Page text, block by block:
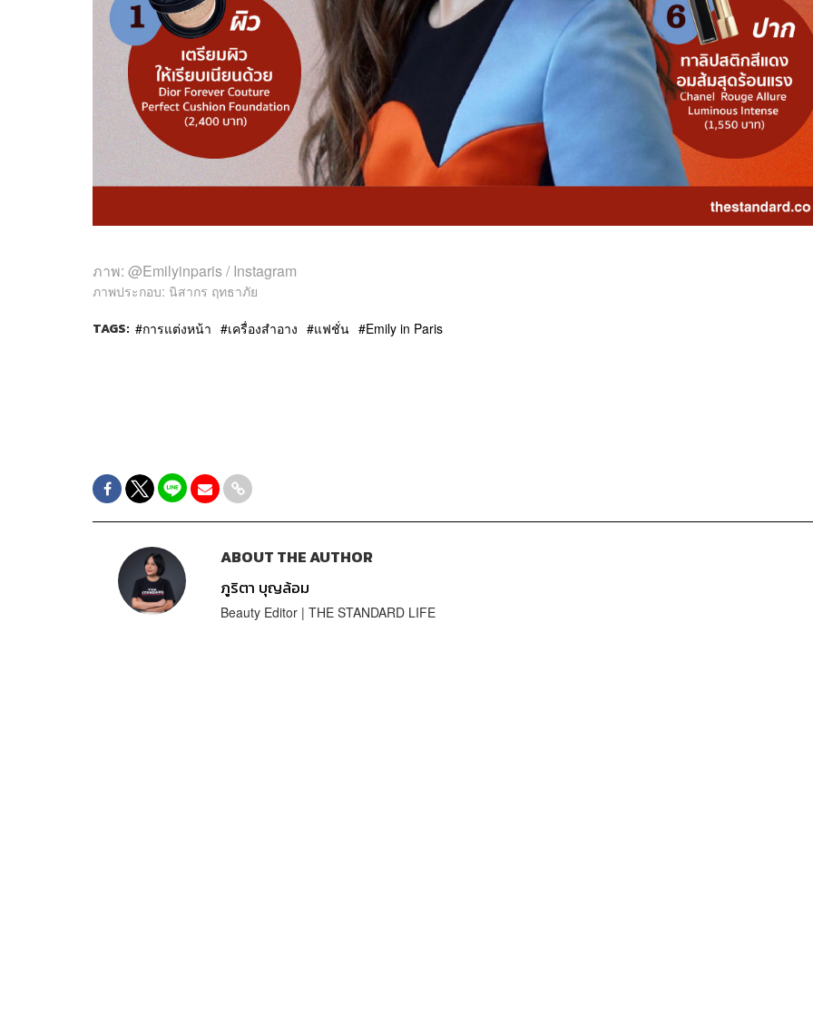
ภาพ: @Emilyinparis / Instagram
ภาพประกอบ: นิสากร ฤทธาภัย
TAGS: การแต่งหน้า เครื่องสำอาง แฟชั่น Emily in Paris
ABOUT THE AUTHOR
ภูริตา บุญล้อม
Beauty Editor | THE STANDARD LIFE